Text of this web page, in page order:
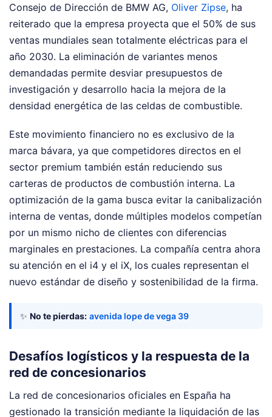
Consejo de Dirección de BMW AG, Oliver Zipse, ha
reiterado que la empresa proyecta que el 50% de sus
ventas mundiales sean totalmente eléctricas para el
año 2030. La eliminación de variantes menos
demandadas permite desviar presupuestos de
investigación y desarrollo hacia la mejora de la
densidad energética de las celdas de combustible.
Este movimiento financiero no es exclusivo de la
marca bávara, ya que competidores directos en el
sector premium también están reduciendo sus
carteras de productos de combustión interna. La
optimización de la gama busca evitar la canibalización
interna de ventas, donde múltiples modelos competían
por un mismo nicho de clientes con diferencias
marginales en prestaciones. La compañía centra ahora
su atención en el i4 y el iX, los cuales representan el
nuevo estándar de diseño y sostenibilidad de la firma.
✨ No te pierdas: avenida lope de vega 39
Desafíos logísticos y la respuesta de la
red de concesionarios
La red de concesionarios oficiales en España ha
gestionado la transición mediante la liquidación de las